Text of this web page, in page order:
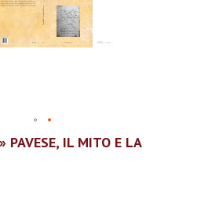
PAVESE, IL MITO E LA